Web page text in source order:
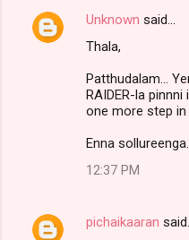
Unknown said…
Thala,
Patthudalam...
RAIDER-la
one more step in
Enna
12:37 PM
pichaikaaran